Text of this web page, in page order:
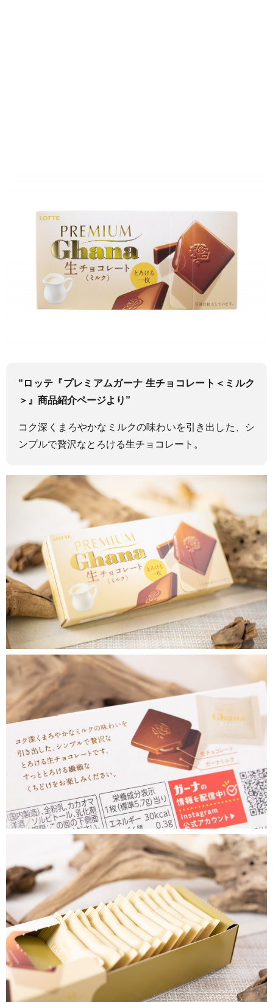
“ロッテ『プレミアムガーナ 生チョコレート＜ミルク
＞』商品紹介ページより”
コク深くまろやかなミルクの味わいを引き出した、シ
ンプルで贅沢なとろける生チョコレート。